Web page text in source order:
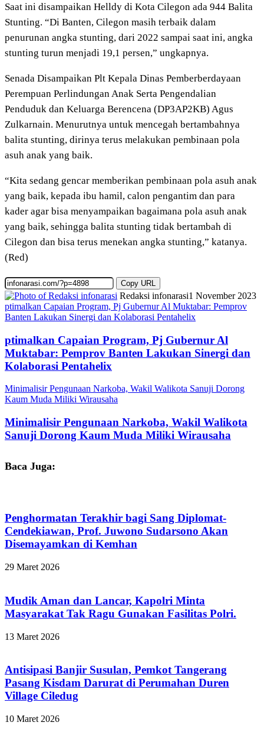
Saat ini disampaikan Helldy di Kota Cilegon ada 944 Balita
Stunting. “Di Banten, Cilegon masih terbaik dalam
penurunan angka stunting, dari 2022 sampai saat ini, angka
stunting turun menjadi 19,1 persen,” ungkapnya.
Senada Disampaikan Plt Kepala Dinas Pemberberdayaan
Perempuan Perlindungan Anak Serta Pengendalian
Penduduk dan Keluarga Berencena (DP3AP2KB) Agus
Zulkarnain. Menurutnya untuk mencegah bertambahnya
balita stunting, dirinya terus melakukan pembinaan pola
asuh anak yang baik.
“Kita sedang gencar memberikan pembinaan pola asuh anak
yang baik, kepada ibu hamil, calon pengantim dan para
kader agar bisa menyampaikan bagaimana pola asuh anak
yang baik, sehingga balita stunting tidak bertambah di
Cilegon dan bisa terus menekan angka stunting,” katanya.
(Red)
Copy URL
Redaksi infonarasi1 November 2023
ptimalkan Capaian Program, Pj Gubernur Al Muktabar: Pemprov
Banten Lakukan Sinergi dan Kolaborasi Pentahelix
ptimalkan Capaian Program, Pj Gubernur Al
Muktabar: Pemprov Banten Lakukan Sinergi dan
Kolaborasi Pentahelix
Minimalisir Pengunaan Narkoba, Wakil Walikota Sanuji Dorong
Kaum Muda Miliki Wirausaha
Minimalisir Pengunaan Narkoba, Wakil Walikota
Sanuji Dorong Kaum Muda Miliki Wirausaha
Baca Juga:
Penghormatan Terakhir bagi Sang Diplomat-
Cendekiawan, Prof. Juwono Sudarsono Akan
Disemayamkan di Kemhan
29 Maret 2026
Mudik Aman dan Lancar, Kapolri Minta
Masyarakat Tak Ragu Gunakan Fasilitas Polri.
13 Maret 2026
Antisipasi Banjir Susulan, Pemkot Tangerang
Pasang Kisdam Darurat di Perumahan Duren
Village Ciledug
10 Maret 2026